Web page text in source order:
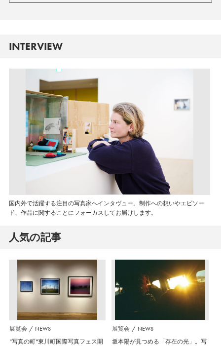
INTERVIEW
国内外で活躍する注目の写真家へインタヴュー。制作への想いやエピソー
ド、作品に関することにフォーカスしてお届けします。
人気の記事
展覧会 NEWS
”写真の町”東川町国際写真フェス開
展覧会 NEWS
坂本陽が見つめる「存在の光」。写